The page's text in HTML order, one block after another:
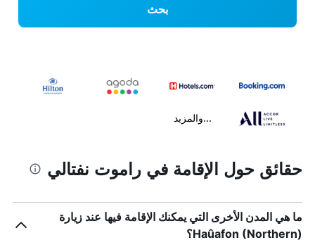
بحث
...والمزيد
حقائق حول الإقامة في راموت نفتالي
ما هي المدن الأخرى التي يمكنك الإقامة فيها عند زيارة
Haûafon (Northern)؟